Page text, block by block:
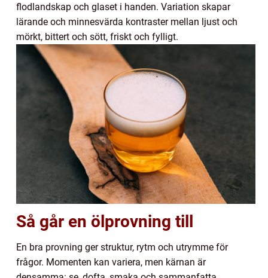
flodlandskap och glaset i handen. Variation skapar
lärande och minnesvärda kontraster mellan ljust och
mörkt, bittert och sött, friskt och fylligt.
Så går en ölprovning till
En bra provning ger struktur, rytm och utrymme för
frågor. Momenten kan variera, men kärnan är